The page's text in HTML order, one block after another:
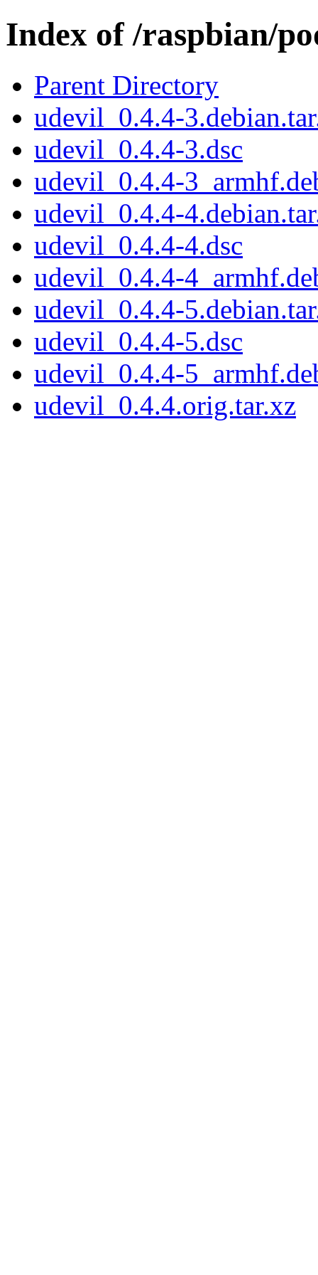
Index of /raspbian/
Parent Directory
udevil_0.4.4-
udevil_0.4.4-3.dsc
udevil_0.4.4-
udevil_0.4.4-
udevil_0.4.4-4.dsc
udevil_0.4.4-
udevil_0.4.4-
udevil_0.4.4-5.dsc
udevil_0.4.4-
udevil_0.4.4.orig.tar.xz